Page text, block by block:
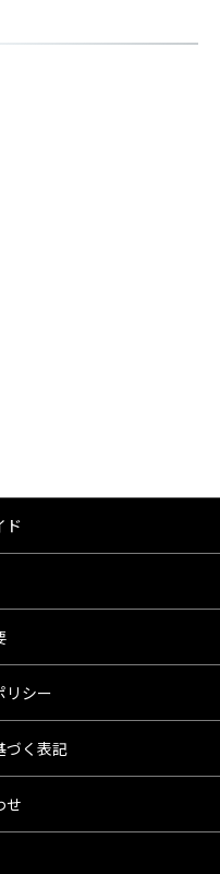
来ません。
主催者が発行す
客様ご自身の判断
。
格と知識・経験
サービスマニュア
り付けを行って
の他で起きた全て
保証等は一切無
等も受付できませ
ださい。
ては事前の予告
ド
リシー
づく表記
せ